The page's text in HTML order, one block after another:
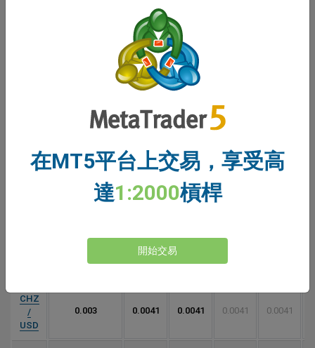
2.51 0.51
/
5 7.31 5.31 7.15 5.21
28
CHZ
/
USD
0.003 0.0041 0.0041 0.0041 0.0041
在MT5平台上交易，享受高
達1:2000槓桿
開始交易